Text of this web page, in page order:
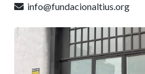
info@fundacionaltius.org